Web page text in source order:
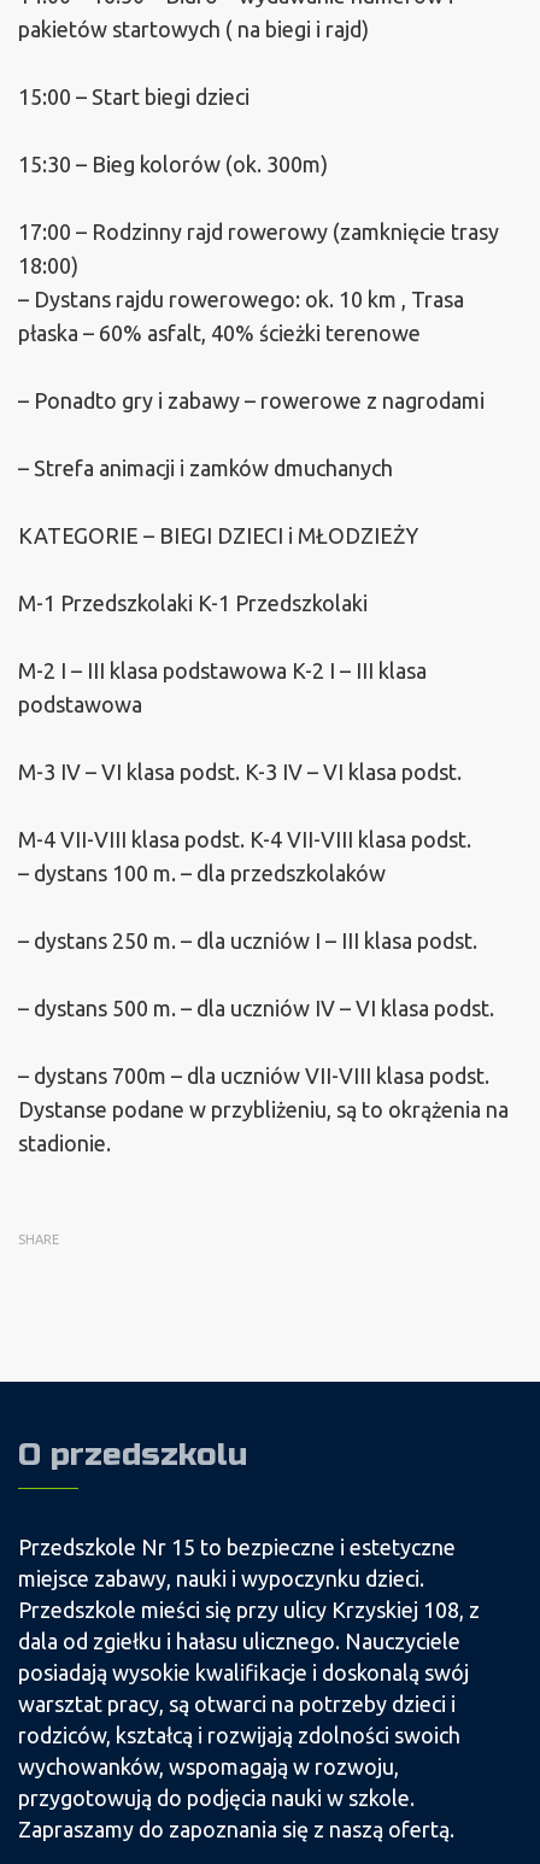
pakietów startowych ( na biegi i rajd)
15:00 – Start biegi dzieci
15:30 – Bieg kolorów (ok. 300m)
17:00 – Rodzinny rajd rowerowy (zamknięcie trasy
18:00)
– Dystans rajdu rowerowego: ok. 10 km , Trasa
płaska – 60% asfalt, 40% ścieżki terenowe
– Ponadto gry i zabawy – rowerowe z nagrodami
– Strefa animacji i zamków dmuchanych
KATEGORIE – BIEGI DZIECI i MŁODZIEŻY
M-1 Przedszkolaki K-1 Przedszkolaki
M-2 I – III klasa podstawowa K-2 I – III klasa
podstawowa
M-3 IV – VI klasa podst. K-3 IV – VI klasa podst.
M-4 VII-VIII klasa podst. K-4 VII-VIII klasa podst.
– dystans 100 m. – dla przedszkolaków
– dystans 250 m. – dla uczniów I – III klasa podst.
– dystans 500 m. – dla uczniów IV – VI klasa podst.
– dystans 700m – dla uczniów VII-VIII klasa podst.
Dystanse podane w przybliżeniu, są to okrążenia na
stadionie.
SHARE
O przedszkolu
Przedszkole Nr 15 to bezpieczne i estetyczne
miejsce zabawy, nauki i wypoczynku dzieci.
Przedszkole mieści się przy ulicy Krzyskiej 108, z
dala od zgiełku i hałasu ulicznego. Nauczyciele
posiadają wysokie kwalifikacje i doskonalą swój
warsztat pracy, są otwarci na potrzeby dzieci i
rodziców, kształcą i rozwijają zdolności swoich
wychowanków, wspomagają w rozwoju,
przygotowują do podjęcia nauki w szkole.
Zapraszamy do zapoznania się z naszą ofertą.